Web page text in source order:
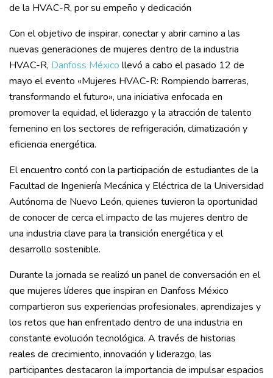
de la HVAC-R, por su empeño y dedicación
Con el objetivo de inspirar, conectar y abrir camino a las
nuevas generaciones de mujeres dentro de la industria
HVAC-R, Danfoss México llevó a cabo el pasado 12 de
mayo el evento «Mujeres HVAC-R: Rompiendo barreras,
transformando el futuro», una iniciativa enfocada en
promover la equidad, el liderazgo y la atracción de talento
femenino en los sectores de refrigeración, climatización y
eficiencia energética.
El encuentro contó con la participación de estudiantes de la
Facultad de Ingeniería Mecánica y Eléctrica de la Universidad
Autónoma de Nuevo León, quienes tuvieron la oportunidad
de conocer de cerca el impacto de las mujeres dentro de
una industria clave para la transición energética y el
desarrollo sostenible.
Durante la jornada se realizó un panel de conversación en el
que mujeres líderes que inspiran en Danfoss México
compartieron sus experiencias profesionales, aprendizajes y
los retos que han enfrentado dentro de una industria en
constante evolución tecnológica. A través de historias
reales de crecimiento, innovación y liderazgo, las
participantes destacaron la importancia de impulsar espacios